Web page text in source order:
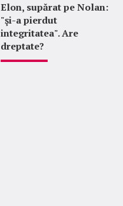
Elon, supărat pe Nolan:
"şi-a pierdut
integritatea". Are
dreptate?